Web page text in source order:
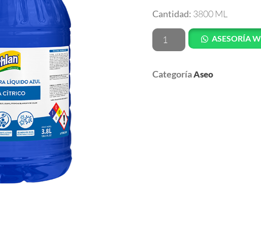
Cantidad: 3800 ML
ASESORÍA
CategoríaAseo